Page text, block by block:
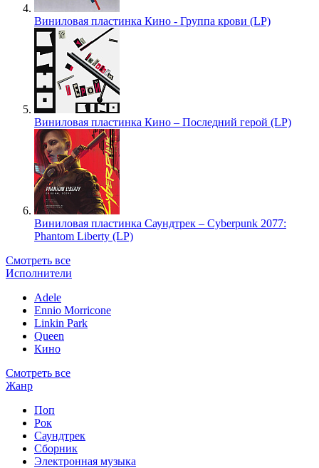
Виниловая пластинка Кино - Группа крови (LP)
Виниловая пластинка Кино – Последний герой (LP)
Виниловая пластинка Саундтрек – Cyberpunk 2077:
Phantom Liberty (LP)
Смотреть все
Исполнители
Adele
Ennio Morricone
Linkin Park
Queen
Кино
Смотреть все
Жанр
Поп
Рок
Саундтрек
Сборник
Электронная музыка